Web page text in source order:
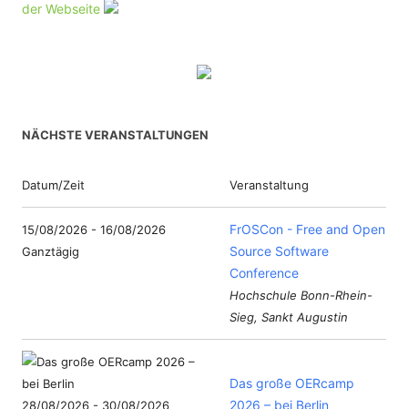
der Webseite
NÄCHSTE VERANSTALTUNGEN
Datum/Zeit Veranstaltung
15/08/2026 - 16/08/2026
Ganztägig
FrOSCon - Free and Open
Source Software
Conference
Hochschule Bonn-Rhein-
Sieg, Sankt Augustin
28/08/2026 - 30/08/2026
Das große OERcamp
2026 – bei Berlin